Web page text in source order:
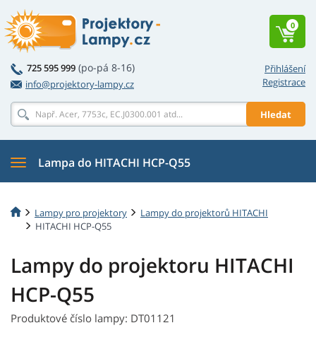
Přihlášení
Registrace
725 595 999 (po-pá 8-16)
info@projektory-lampy.cz
Hledat
0
Lampa do HITACHI HCP-Q55
Lampy pro projektory
Lampy do projektorů HITACHI
HITACHI HCP-Q55
Lampy do projektoru HITACHI
HCP-Q55
Produktové číslo lampy: DT01121